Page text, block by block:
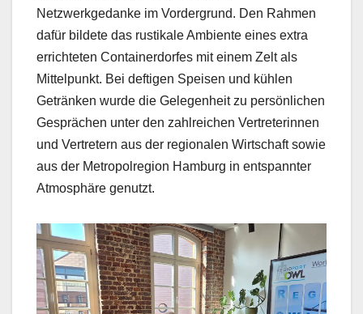
Netzwerkgedanke im Vordergrund. Den Rahmen
dafür bildete das rustikale Ambiente eines extra
errichteten Containerdorfes mit einem Zelt als
Mittelpunkt. Bei deftigen Speisen und kühlen
Getränken wurde die Gelegenheit zu persönlichen
Gesprächen unter den zahlreichen Vertreterinnen
und Vertretern aus der regionalen Wirtschaft sowie
aus der Metropolregion Hamburg in entspannter
Atmosphäre genutzt.